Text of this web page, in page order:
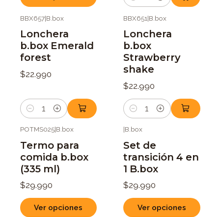
Cantidad
BBX657|B.box
Lonchera
b.box Emerald
forest
$22.990
Cantidad
BBX651|B.box
Lonchera
b.box
Strawberry
shake
$22.990
Cantidad
POTMS025|B.box
Termo para
comida b.box
(335 ml)
$29.990
Ver opciones
|B.box
Set de
transición 4 en
1 B.box
$29.990
Ver opciones